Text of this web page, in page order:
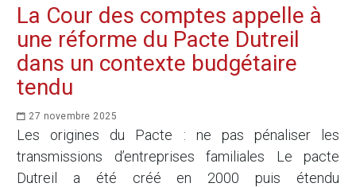
La Cour des comptes appelle à
une réforme du Pacte Dutreil
dans un contexte budgétaire
tendu
27 novembre 2025
Les origines du Pacte : ne pas pénaliser les
transmissions d’entreprises familiales Le pacte
Dutreil a été créé en 2000 puis étendu